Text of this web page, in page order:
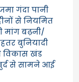
गंदा पानी
से नियमित
मांग बढ़नी/
बुनियादी
विकास खंड
से सामने आई